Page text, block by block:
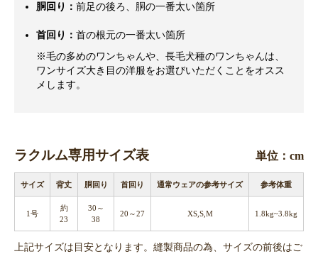
胴回り： 前足の後ろ、胴の一番太い箇所
首回り： 首の根元の一番太い箇所
※毛の多めのワンちゃんや、長毛犬種のワンちゃんは、
ワンサイズ大き目の洋服をお選びいただくことをオスス
メします。
ラクルム専用サイズ表 単位：cm
サイズ 背丈 胴回り 首回り 通常ウェアの参考サイズ 参考体重
1号
約
23
30～
38
20～27 XS,S,M 1.8kg~3.8kg
上記サイズは目安となります。縫製商品の為、サイズの前後はご